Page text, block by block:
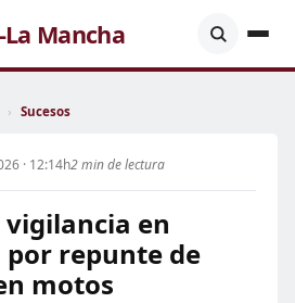
Mancha
› Sucesos
· 12:14h2 min de lectura
en
por repunte de
motos